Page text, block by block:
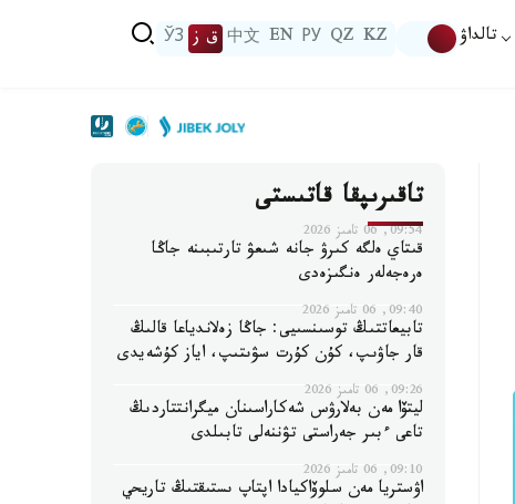
تالداۋ KZ
QZ
РУ
EN
中文 ق ز ЎЗ
تاقىرىپقا قاتىستى
09:54, 06 تامىز 2026
قىتاي ەلگە كىرۋ جانە شىعۋ تارتىبىنە جاڭا
ەرەجەلەر ەنگىزەدى
09:40, 06 تامىز 2026
تابيعاتتىڭ توسىنسىيى: جاڭا زەلاندياعا قالىڭ
قار جاۋىپ، كۇن كۇرت سۋىتىپ، اياز كۇشەيدى
09:26, 06 تامىز 2026
ليتۆا مەن بەلارۋس شەكاراسىنان ميگرانتتاردىڭ
تاعى ءبىر جەراستى تۋننەلى تابىلدى
09:10, 06 تامىز 2026
اۋستريا مەن سلوۆاكيادا اپتاپ ىستىقتىڭ تاريحي